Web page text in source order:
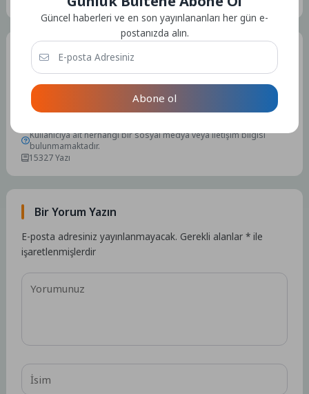
Admin
Tüm Yazılar
Kullanıcıya ait herhangi bir sosyal medya veya iletişim bilgisi
bulunmamaktadır.
15327 Yazı
Bir Yorum Yazın
E-posta adresiniz yayınlanmayacak. Gerekli alanlar* ile
işaretlenmişlerdir
Güncel haberleri ve en son yayınlananları her gün e-
postanızda alın.
Abone ol